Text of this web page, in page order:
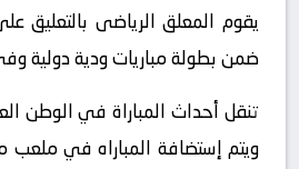
يقوم المعلق الرياضى بالتعليق
ضمن بطولة مباريات ودية دولية وفي
تنقل أحداث المباراة في الوطن
ويتم إستضافة المباراه في ملعب